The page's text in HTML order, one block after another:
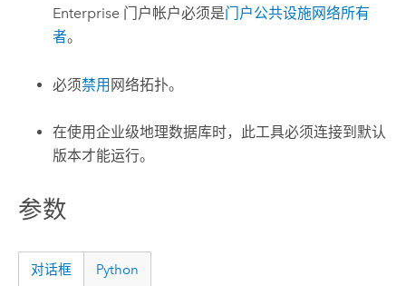
Enterprise 门户帐户必须是门户公共设施网络所有
者。
必须禁用 网络拓扑。
在使用企业级地理数据库时，此工具必须连接到默认
版本才能运行。
参数
对话框 Python